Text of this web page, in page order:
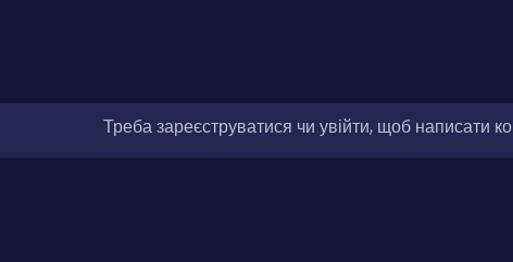
Треба зареєструватися чи увійти, щоб написати